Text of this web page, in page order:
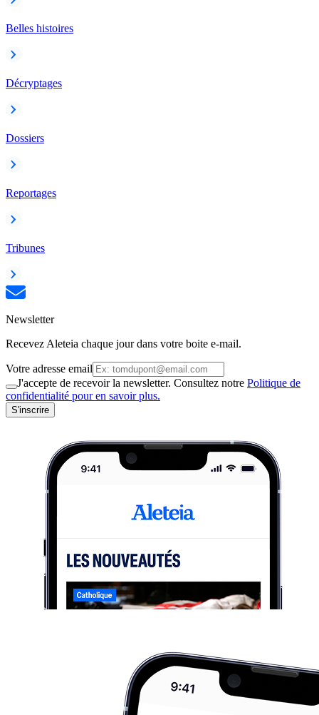
Belles histoires
Décryptages
Dossiers
Reportages
Tribunes
Newsletter
Recevez Aleteia chaque jour dans votre boite e-mail.
Votre adresse email
J'accepte de recevoir la newsletter. Consultez notre Politique de
confidentialité pour en savoir plus.
S'inscrire